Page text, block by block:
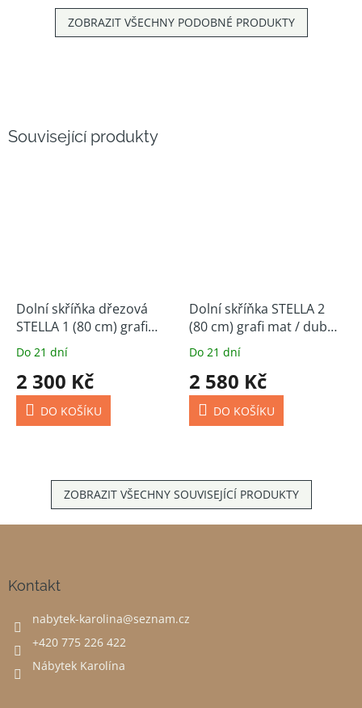
Související produkty
Dolní skříňka dřezová
STELLA 1 (80 cm) grafi
mat / dub artisan
Do 21 dní
2 300 Kč
DO KOŠÍKU
Dolní skříňka STELLA 2
(80 cm) grafi mat / dub
artisan
Do 21 dní
2 580 Kč
DO KOŠÍKU
ZOBRAZIT VŠECHNY SOUVISEJÍCÍ PRODUKTY
ZOBRAZIT VŠECHNY PODOBNÉ PRODUKTY
Kontakt
nabytek-karolina@seznam.cz
+420 775 226 422
Nábytek Karolína